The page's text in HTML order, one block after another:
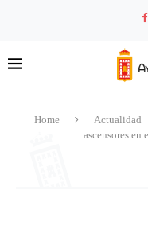
Home Actualidad
ascensores